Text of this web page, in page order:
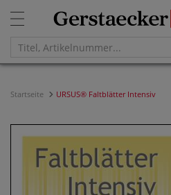
Startseite URSUS® Faltblätter Intensiv